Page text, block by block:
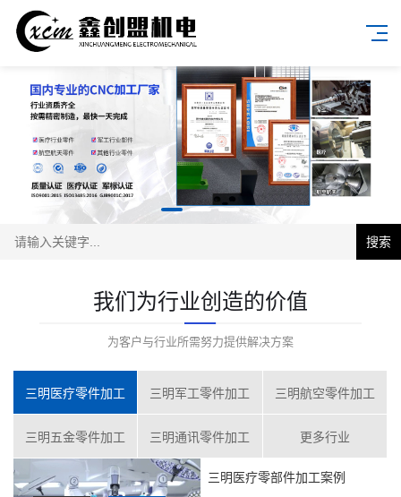
搜索
我们为行业创造的价值
为客户与行业所需努力提供解决方案
三明医疗零件加工 三明军工零件加工 三明航空零件加工
三明五金零件加工 三明通讯零件加工 更多行业
三明医疗零部件加工案例